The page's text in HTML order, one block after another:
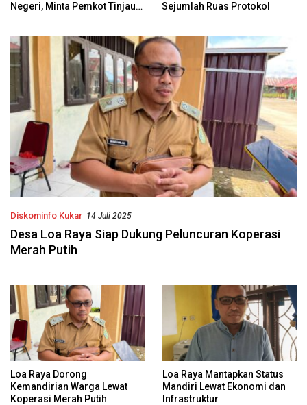
Negeri, Minta Pemkot Tinjau
Sejumlah Ruas Protokol
Diskominfo Kukar 14 Juli 2025
Desa Loa Raya Siap Dukung Peluncuran Koperasi
Merah Putih
Loa Raya Dorong
Kemandirian Warga Lewat
Koperasi Merah Putih
Loa Raya Mantapkan Status
Mandiri Lewat Ekonomi dan
Infrastruktur